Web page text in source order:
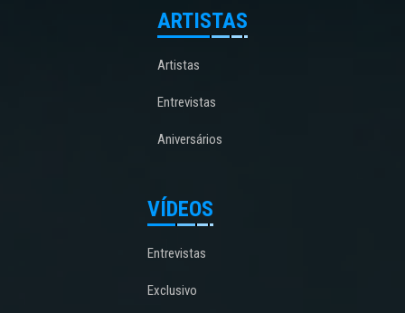
ARTISTAS
Artistas
Entrevistas
Aniversários
VÍDEOS
Entrevistas
Exclusivo